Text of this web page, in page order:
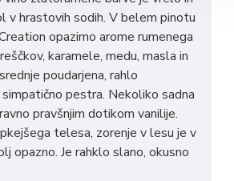
v hrastovih sodih. V belem pinotu
opazimo arome rumenega
karamele, medu, masla in
poudarjena, rahlo
pestra. Nekoliko sadna
pravšnjim dotikom vanilije.
telesa, zorenje v lesu je v
opazno. Je rahklo slano, okusno